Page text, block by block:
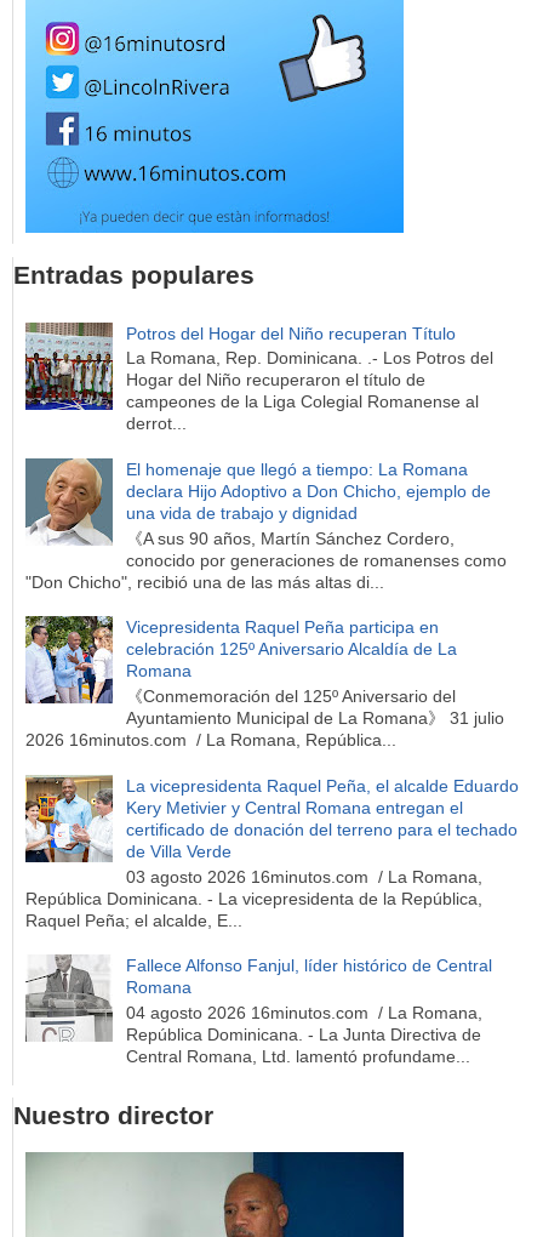
Entradas populares
Potros del Hogar del Niño recuperan Título
La Romana, Rep. Dominicana. .- Los Potros del
Hogar del Niño recuperaron el título de
campeones de la Liga Colegial Romanense al
derrot...
El homenaje que llegó a tiempo: La Romana
declara Hijo Adoptivo a Don Chicho, ejemplo de
una vida de trabajo y dignidad
《A sus 90 años, Martín Sánchez Cordero,
conocido por generaciones de romanenses como
"Don Chicho", recibió una de las más altas di...
Vicepresidenta Raquel Peña participa en
celebración 125º Aniversario Alcaldía de La
Romana
《Conmemoración del 125º Aniversario del
Ayuntamiento Municipal de La Romana》 31 julio
2026 16minutos.com / La Romana, República...
La vicepresidenta Raquel Peña, el alcalde Eduardo
Kery Metivier y Central Romana entregan el
certificado de donación del terreno para el techado
de Villa Verde
03 agosto 2026 16minutos.com / La Romana,
República Dominicana. - La vicepresidenta de la República,
Raquel Peña; el alcalde, E...
Fallece Alfonso Fanjul, líder histórico de Central
Romana
04 agosto 2026 16minutos.com / La Romana,
República Dominicana. - La Junta Directiva de
Central Romana, Ltd. lamentó profundame...
Nuestro director